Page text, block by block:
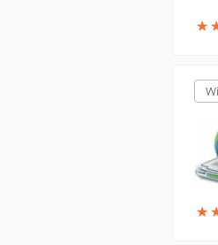
★
★
★
★